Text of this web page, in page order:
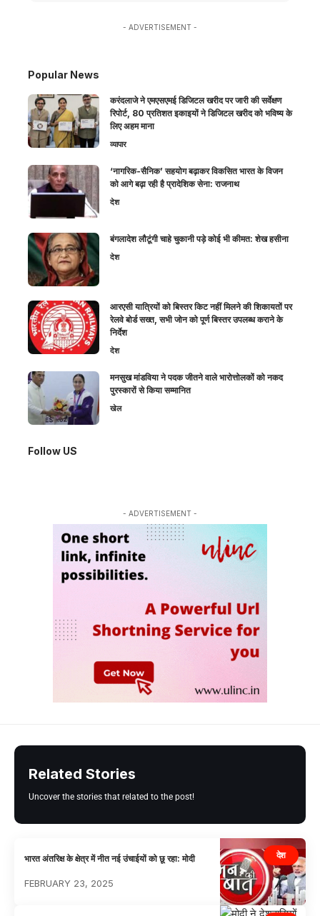
- ADVERTISEMENT -
Popular News
करंदलाजे ने एमएसएमई डिजिटल खरीद पर जारी की सर्वेक्षण
रिपोर्ट, 80 प्रतिशत इकाइयों ने डिजिटल खरीद को भविष्य के
लिए अहम माना
व्यापार
‘नागरिक-सैनिक’ सहयोग बढ़ाकर विकसित भारत के विजन
को आगे बढ़ा रही है प्रादेशिक सेना: राजनाथ
देश
बंगलादेश लौटूंगी चाहे चुकानी पड़े कोई भी कीमत: शेख हसीना
देश
आरएसी यात्रियों को बिस्तर किट नहीं मिलने की शिकायतों पर
रेलवे बोर्ड सख्त, सभी जोन को पूर्ण बिस्तर उपलब्ध कराने के
निर्देश
देश
मनसुख मांडविया ने पदक जीतने वाले भारोत्तोलकों को नकद
पुरस्कारों से किया सम्मानित
खेल
Follow US
- ADVERTISEMENT -
Related Stories
Uncover the stories that related to the post!
देश
भारत अंतरिक्ष के क्षेत्र में नीत नई उंचाईयों को छू रहा: मोदी
FEBRUARY 23, 2025